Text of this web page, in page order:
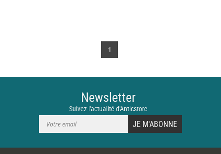
1
Newsletter
Suivez l'actualité d'Anticstore